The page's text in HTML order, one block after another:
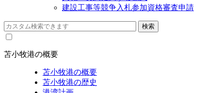
建設工事等競争入札参加資格審査申請
苫小牧港の概要
苫小牧港の概要
苫小牧港の歴史